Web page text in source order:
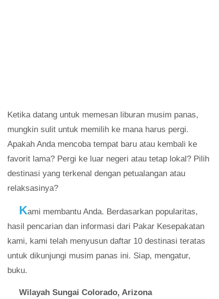
Ketika datang untuk memesan liburan musim panas,
mungkin sulit untuk memilih ke mana harus pergi.
Apakah Anda mencoba tempat baru atau kembali ke
favorit lama? Pergi ke luar negeri atau tetap lokal? Pilih
destinasi yang terkenal dengan petualangan atau
relaksasinya?
Kami membantu Anda. Berdasarkan popularitas,
hasil pencarian dan informasi dari Pakar Kesepakatan
kami, kami telah menyusun daftar 10 destinasi teratas
untuk dikunjungi musim panas ini. Siap, mengatur,
buku.
Wilayah Sungai Colorado, Arizona